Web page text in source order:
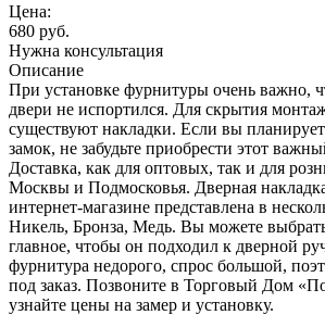
Цена:
680 руб.
Нужна консультация
Описание
При установке фурнитуры очень важно,
двери не испортился. Для скрытия
существуют накладки. Если вы
замок, не забудьте приобрести этот
Доставка, как для оптовых, так и для
Москвы и Подмосковья. Дверная
интернет-магазине представлена в
Никель, Бронза, Медь. Вы можете
главное, чтобы он подходил к дверной
фурнитура недорого, спрос большой,
под заказ. Позвоните в Торговый Дом
узнайте цены на замер и установку.